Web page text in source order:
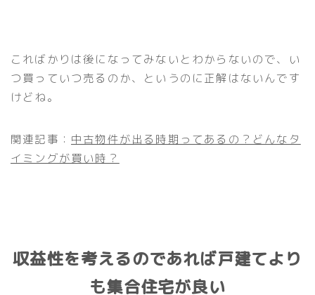
こればかりは後になってみないとわからないので、い
つ買っていつ売るのか、というのに正解はないんです
けどね。
関連記事： 中古物件が出る時期ってあるの？どんなタ
イミングが買い時？
収益性を考えるのであれば戸建てより
も集合住宅が良い